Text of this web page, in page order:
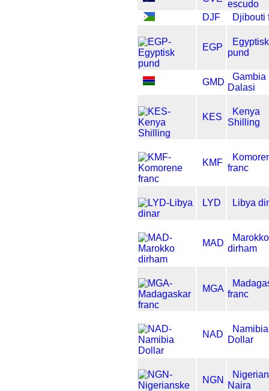
escudo
DJF
Djibouti
EGP
Egyptisk
pund
GMD
Gambia
Dalasi
KES
Kenya
Shilling
KMF
franc
LYD Libya
MAD
Marokko
dirham
MGA
franc
NAD
Namibia
Dollar
NGN
Naira